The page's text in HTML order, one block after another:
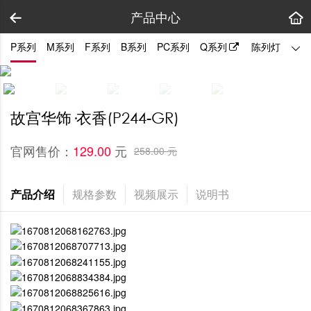
产品中心
P系列 M系列 F系列 B系列 PC系列 Q系列 陈列灯 拼
故宫华饰·衣香(P244-GR)
官网售价： 129.00 元 258.00 元
产品介绍 规格参数 视频展示 说明书